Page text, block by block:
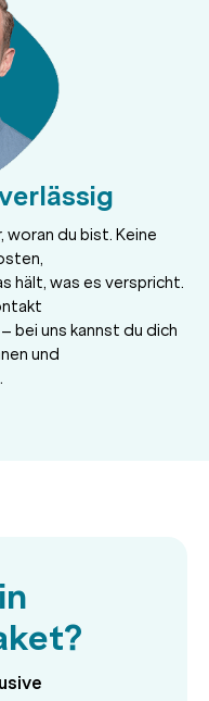
du bist. Keine
hält, was es verspricht.
bei uns kannst du dich
und